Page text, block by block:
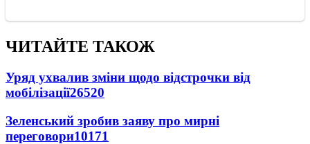
ЧИТАЙТЕ ТАКОЖ
Уряд ухвалив зміни щодо відстрочки від
мобілізації26520
Зеленський зробив заяву про мирні
переговори10171